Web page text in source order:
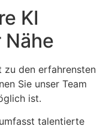
KI
Nähe
zu den erfahrensten
Sie unser Team
ist.
talentierte